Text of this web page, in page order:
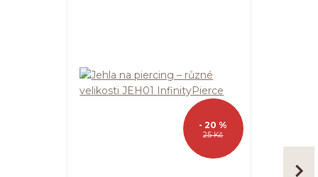
25 Kč
- 20 %